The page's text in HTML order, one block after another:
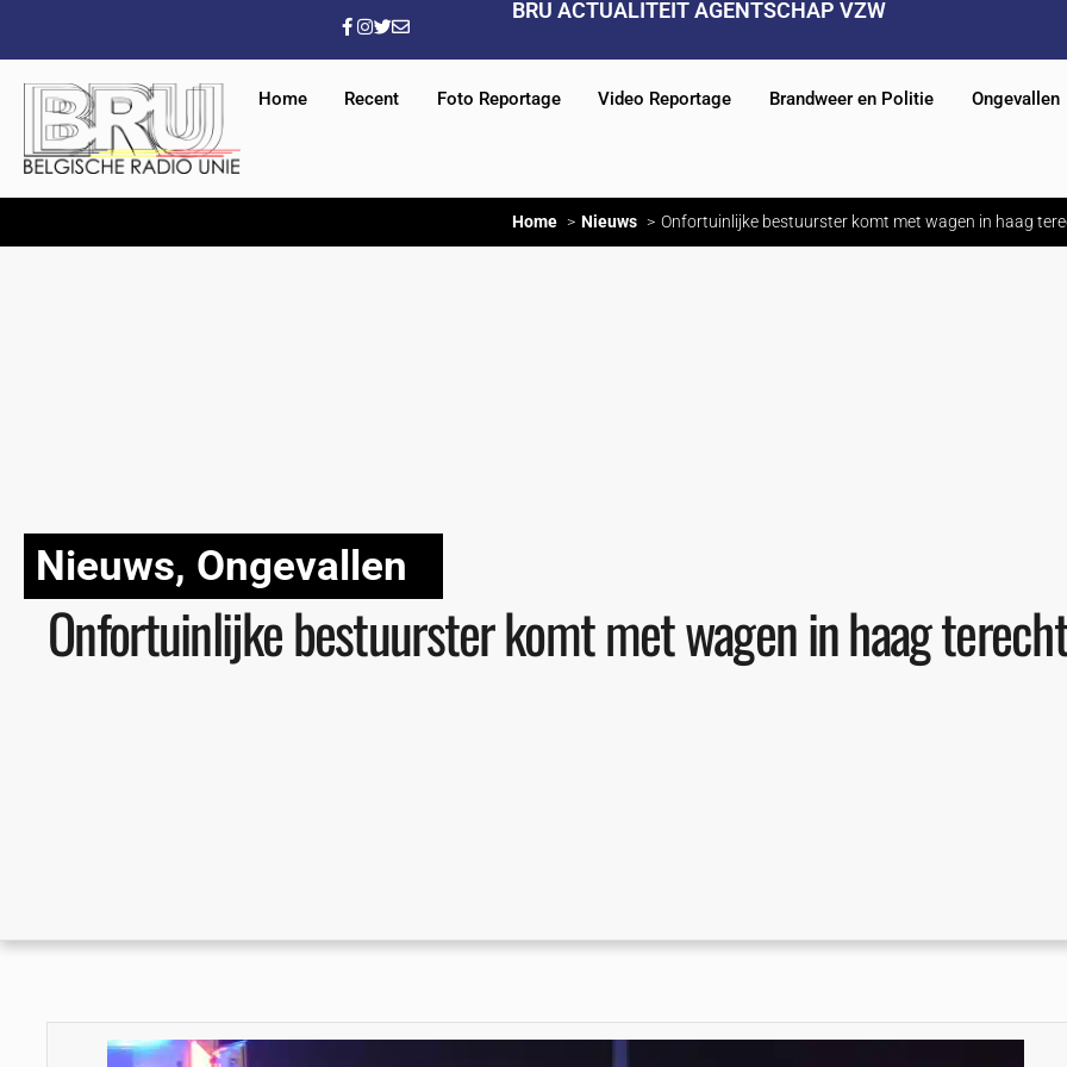
BRU ACTUALITEIT AGENTSCHAP VZW
Home Recent Foto Reportage Video Reportage Brandweer en Politie Ongevallen
Home Nieuws Onfortuinlijke bestuurster komt met wagen in haag
Nieuws, Ongevallen
Onfortuinlijke bestuurster komt met wagen in haag